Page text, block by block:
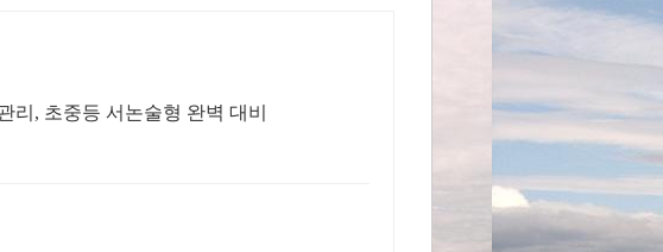
리, 초중등 서논술형 완벽 대비